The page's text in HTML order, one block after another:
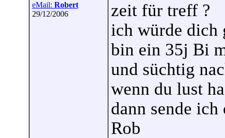
eMail: Robert
29/12/2006
zeit für treff ?
ich würde dich
bin ein 35j Bi
und süchtig
wenn du lust
dann sende
Rob